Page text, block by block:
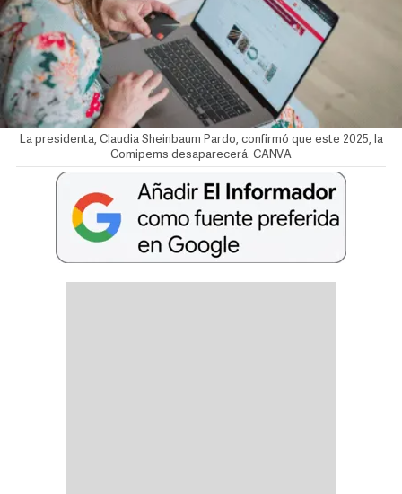
La presidenta, Claudia Sheinbaum Pardo, confirmó que este 2025, la
Comipems desaparecerá. CANVA